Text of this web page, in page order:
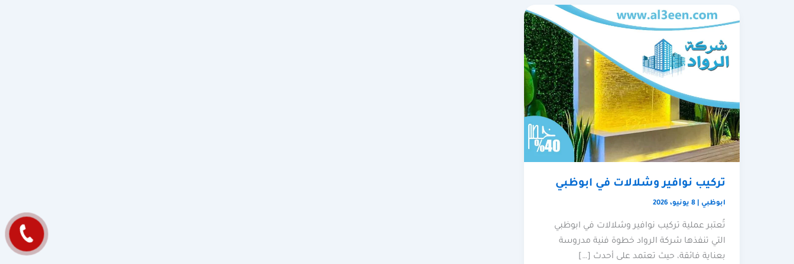
تركيب نوافير وشلالات في ابوظبي
ابوظبي 8 يونيو، 2026
تُعتبر عملية تركيب نوافير وشلالات في ابوظبي
التي تنفذها شركة الرواد خطوة فنية مدروسة
بعناية فائقة، حيث تعتمد على أحدث […]